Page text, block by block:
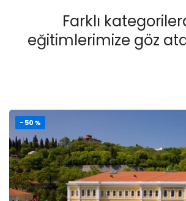
Farklı
eğitimlerimize göz
-50%